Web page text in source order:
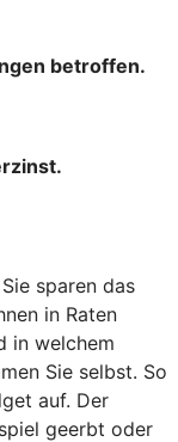
betroffen.
sparen das
in Raten
in welchem
Sie selbst. So
auf. Der
geerbt oder